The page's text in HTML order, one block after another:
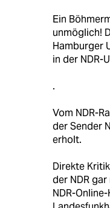
Ein
unmöglich!
Hamburger
in der NDR-
.
Vom NDR-
der Sender
erholt.
Direkte
der NDR
NDR-